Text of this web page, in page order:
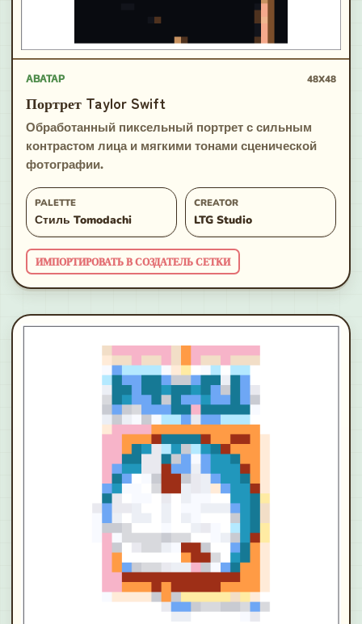
АВАТАР 48X48
Портрет Taylor Swift
Обработанный пиксельный портрет с сильным
контрастом лица и мягкими тонами сценической
фотографии.
PALETTE
Стиль Tomodachi
CREATOR
LTG Studio
ИМПОРТИРОВАТЬ В СОЗДАТЕЛЬ СЕТКИ